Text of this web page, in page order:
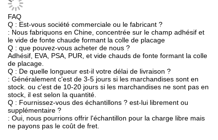
FAQ
Q : Est-vous société commerciale ou le fabricant ?
: Nous fabriquons en Chine, concentrée sur le champ adhésif et
le vide de fonte chaude formant la colle de placage
Q : que pouvez-vous acheter de nous ?
Adhésif, EVA, PSA, PUR, et vide chauds de fonte formant la colle
de placage.
Q : De quelle longueur est-il votre délai de livraison ?
: Généralement c'est de 3-5 jours si les marchandises sont en
stock. ou c'est de 10-20 jours si les marchandises ne sont pas en
stock, il est selon la quantité.
Q : Fournissez-vous des échantillons ? est-lui librement ou
supplémentaire ?
: Oui, nous pourrions offrir l'échantillon pour la charge libre mais
ne payons pas le coût de fret.